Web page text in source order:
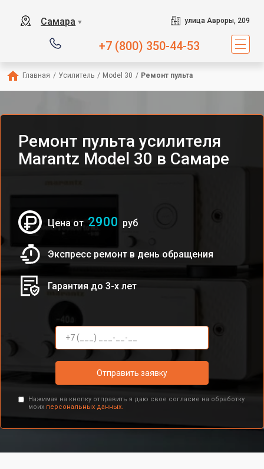
Самара ▼ улица Авроры, 209
+7 (800) 350-44-53
Главная / Усилитель / Model 30 / Ремонт пульта
Ремонт пульта усилителя
Marantz Model 30 в Самаре
Цена от 2900 руб
Экспресс ремонт в день обращения
Гарантия до 3-х лет
Отправить заявку
Нажимая на кнопку отправить я даю свое согласие на обработку
моих персональных данных.